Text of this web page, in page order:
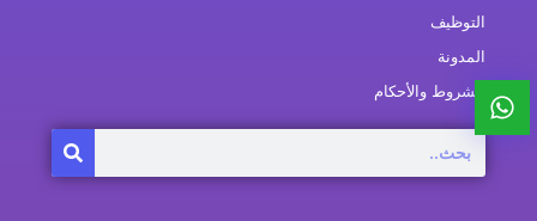
التوظيف
المدونة
الشروط والأحكام
Search